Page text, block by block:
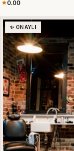
0.00
✨ ONAYLI